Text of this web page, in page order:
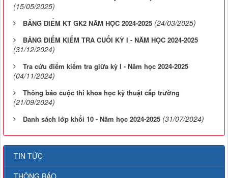
(15/05/2025)
BẢNG ĐIỂM KT GK2 NĂM HỌC 2024-2025 (24/03/2025)
BẢNG ĐIỂM KIỂM TRA CUỐI KỲ I - NĂM HỌC 2024-2025
(31/12/2024)
Tra cứu điểm kiểm tra giữa kỳ I - Năm học 2024-2025
(04/11/2024)
Thông báo cuộc thi khoa học kỹ thuật cấp trường
(21/09/2024)
Danh sách lớp khối 10 - Năm học 2024-2025 (31/07/2024)
TIN TỨC